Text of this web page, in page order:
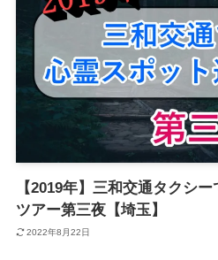
【2019年】三和交通タクシ
ツアー第三夜【埼玉】
2022年8月22日